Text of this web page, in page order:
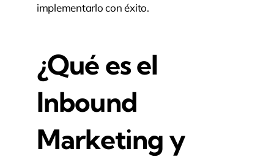
implementarlo con éxito.
¿Qué es el
Inbound
Marketing y